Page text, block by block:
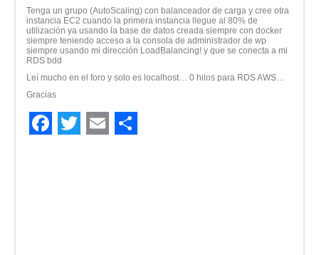
Tenga un grupo (AutoScaling) con balanceador de carga y cree otra
instancia EC2 cuando la primera instancia llegue al 80% de
utilización ya usando la base de datos creada siempre con docker
siempre teniendo acceso a la consola de administrador de wp
siempre usando mi dirección LoadBalancing! y que se conecta a mi
RDS bdd
Leí mucho en el foro y solo es localhost… 0 hilos para RDS AWS…
Gracias